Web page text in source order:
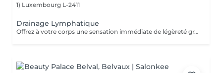
1) Luxembourg L-2411
Drainage Lymphatique
Offrez à votre corps une sensation immédiate de légèreté grâce au drainage lymphatique manuel. Ce soin doux et rythmé stimule la circulation lymphatique, aide à réduire la rétention d'eau et favorise l'élimination des toxines. Il est idéal en cas de jambes lourdes, de gonflements, de fatigue ou de sensation de corps gonflé. Grâce à des manoeuvres précises et relaxantes, il apporte détente, confort et bien-être profond. Après la séance, le corps paraît plus léger, moins tendu et naturellement revitalisé. Un soin parfait pour accompagner une routine bien-être, minceur ou détox.